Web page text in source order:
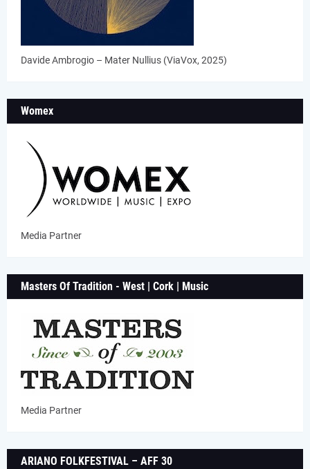
Davide Ambrogio – Mater Nullius (ViaVox, 2025)
Womex
Media Partner
Masters Of Tradition - West | Cork | Music
Media Partner
ARIANO FOLKFESTIVAL – AFF 30